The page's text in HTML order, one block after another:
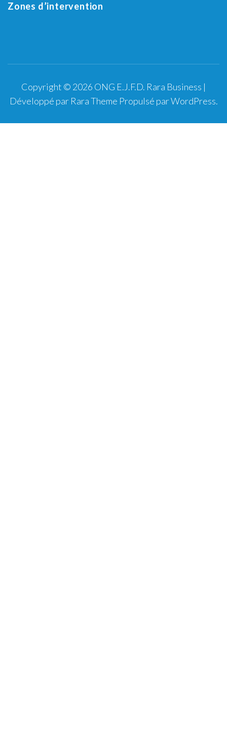
Zones d’intervention
Copyright © 2026 ONG E.J.F.D. Rara Business |
Développé par Rara Theme Propulsé parWordPress.